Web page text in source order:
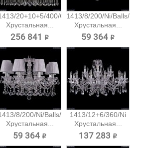
20+10+5/400/G
Хрустальная...
256 841 ₽
1413/8/200/Ni/Balls/
Хрустальная...
59 364 ₽
8/200/Ni/Balls/SH6
Хрустальная...
59 364 ₽
1413/12+6/360/Ni
Хрустальная...
137 283 ₽